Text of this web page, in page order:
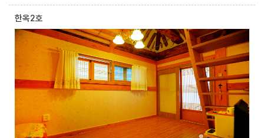
한옥2호